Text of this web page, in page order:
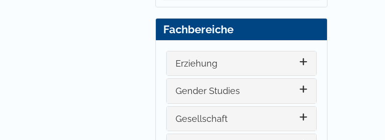
Fachbereiche
Erziehung
Gender Studies
Gesellschaft